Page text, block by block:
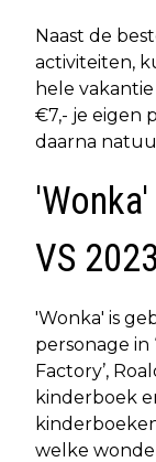
Naast de
activiteiten,
hele vakantie
€7,- je eigen
daarna
VS
'Wonka' is
personage in
Factory’,
kinderboek
welke